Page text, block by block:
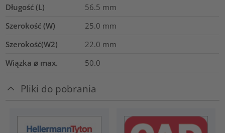
Długość (L) 56.5 mm
Szerokość (W)
25.0 mm
Szerokość(W2)
22.0 mm
Wiązka ⌀ max.
50.0
Pliki do pobrania